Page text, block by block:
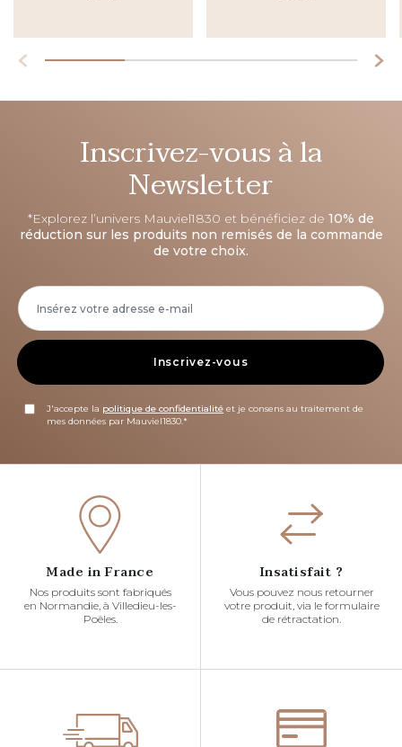
Inscrivez-vous à la
Newsletter
*Explorez l’univers Mauviel1830 et bénéficiez de 10% de
réduction sur les produits non remisés de la commande
de votre choix.
Inscrivez-vous
J'accepte la politique de confidentialité et je consens au traitement de
mes données par Mauviel1830.*
Made in France
Nos produits sont fabriqués
en Normandie, à Villedieu-les-
Poêles.
Insatisfait ?
Vous pouvez nous retourner
votre produit, via le formulaire
de rétractation.